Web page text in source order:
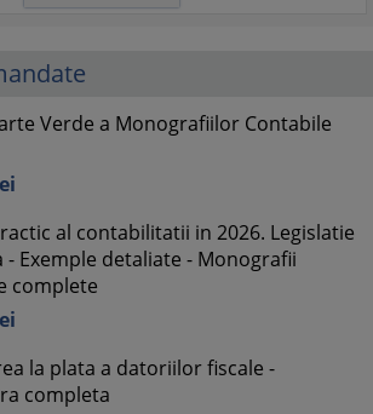
Verde a Monografiilor Contabile
al contabilitatii in 2026. Legislatie
- Exemple detaliate - Monografii
complete
la plata a datoriilor fiscale -
completa